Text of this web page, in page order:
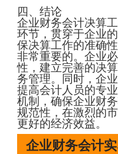
四、结论
企业财务会计决算
环节，贯穿于企业
保决算工作的准确
非常重要的。企业
性，建立完善的决
务管理。同时，企
提高会计人员的专
机制，确保企业财
规范性，在激烈的
更好的经济效益。
企业财务会计